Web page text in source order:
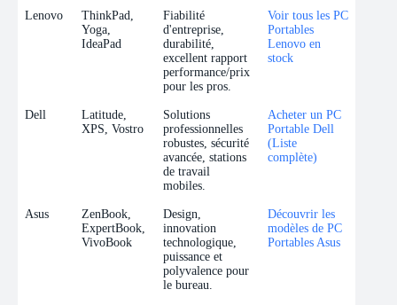
Marque
Gamme
Ciblée
Avantages Pro
Spécifiques
Ancre de Lien
/ CTA
Lenovo
ThinkPad,
Yoga,
IdeaPad
Fiabilité
d'entreprise,
durabilité,
excellent rapport
performance/prix
pour les pros.
Voir tous les PC
Portables
Lenovo en
stock
Dell
Latitude,
XPS, Vostro
Solutions
professionnelles
robustes, sécurité
avancée, stations
de travail
mobiles.
Acheter un PC
Portable Dell
(Liste
complète)
Asus
ZenBook,
ExpertBook,
VivoBook
Design,
innovation
technologique,
puissance et
polyvalence pour
le bureau.
Découvrir les
modèles de PC
Portables Asus